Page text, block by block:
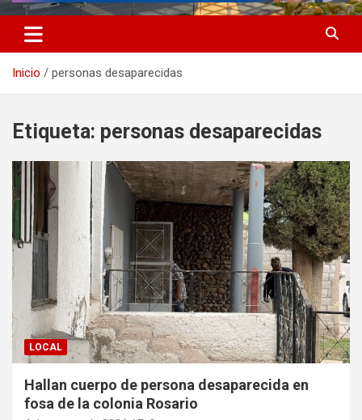
Inicio personas desaparecidas
Etiqueta: personas desaparecidas
LOCAL
Hallan cuerpo de persona desaparecida en
fosa de la colonia Rosario